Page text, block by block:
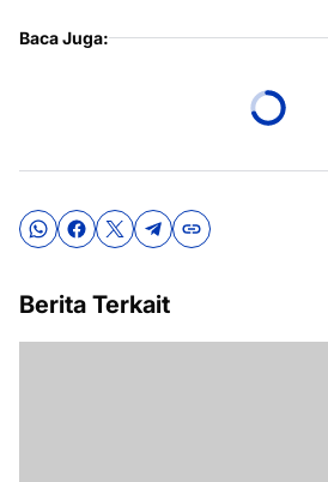
Baca Juga:
Berita Terkait